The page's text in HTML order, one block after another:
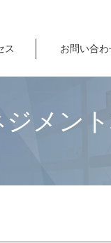
ス お問い合わ
メン